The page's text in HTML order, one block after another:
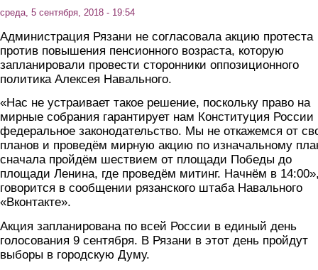
среда, 5 сентября, 2018 - 19:54
Администрация Рязани не согласовала акцию протеста
против повышения пенсионного возраста, которую
запланировали провести сторонники оппозиционного
политика Алексея Навального.
«Нас не устраивает такое решение, поскольку право на
мирные собрания гарантирует нам Конституция России
федеральное законодательство. Мы не откажемся от
планов и проведём мирную акцию по изначальному
сначала пройдём шествием от площади Победы до
площади Ленина, где проведём митинг. Начнём в
говорится в сообщении рязанского штаба Навального
«Вконтакте».
Акция запланирована по всей России в единый день
голосования 9 сентября. В Рязани в этот день пройдут
выборы в городскую Думу.